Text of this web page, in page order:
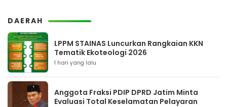
DAERAH
LPPM STAINAS Luncurkan Rangkaian KKN
Tematik Ekoteologi 2026
1 hari yang lalu
Anggota Fraksi PDIP DPRD Jatim Minta
Evaluasi Total Keselamatan Pelayaran